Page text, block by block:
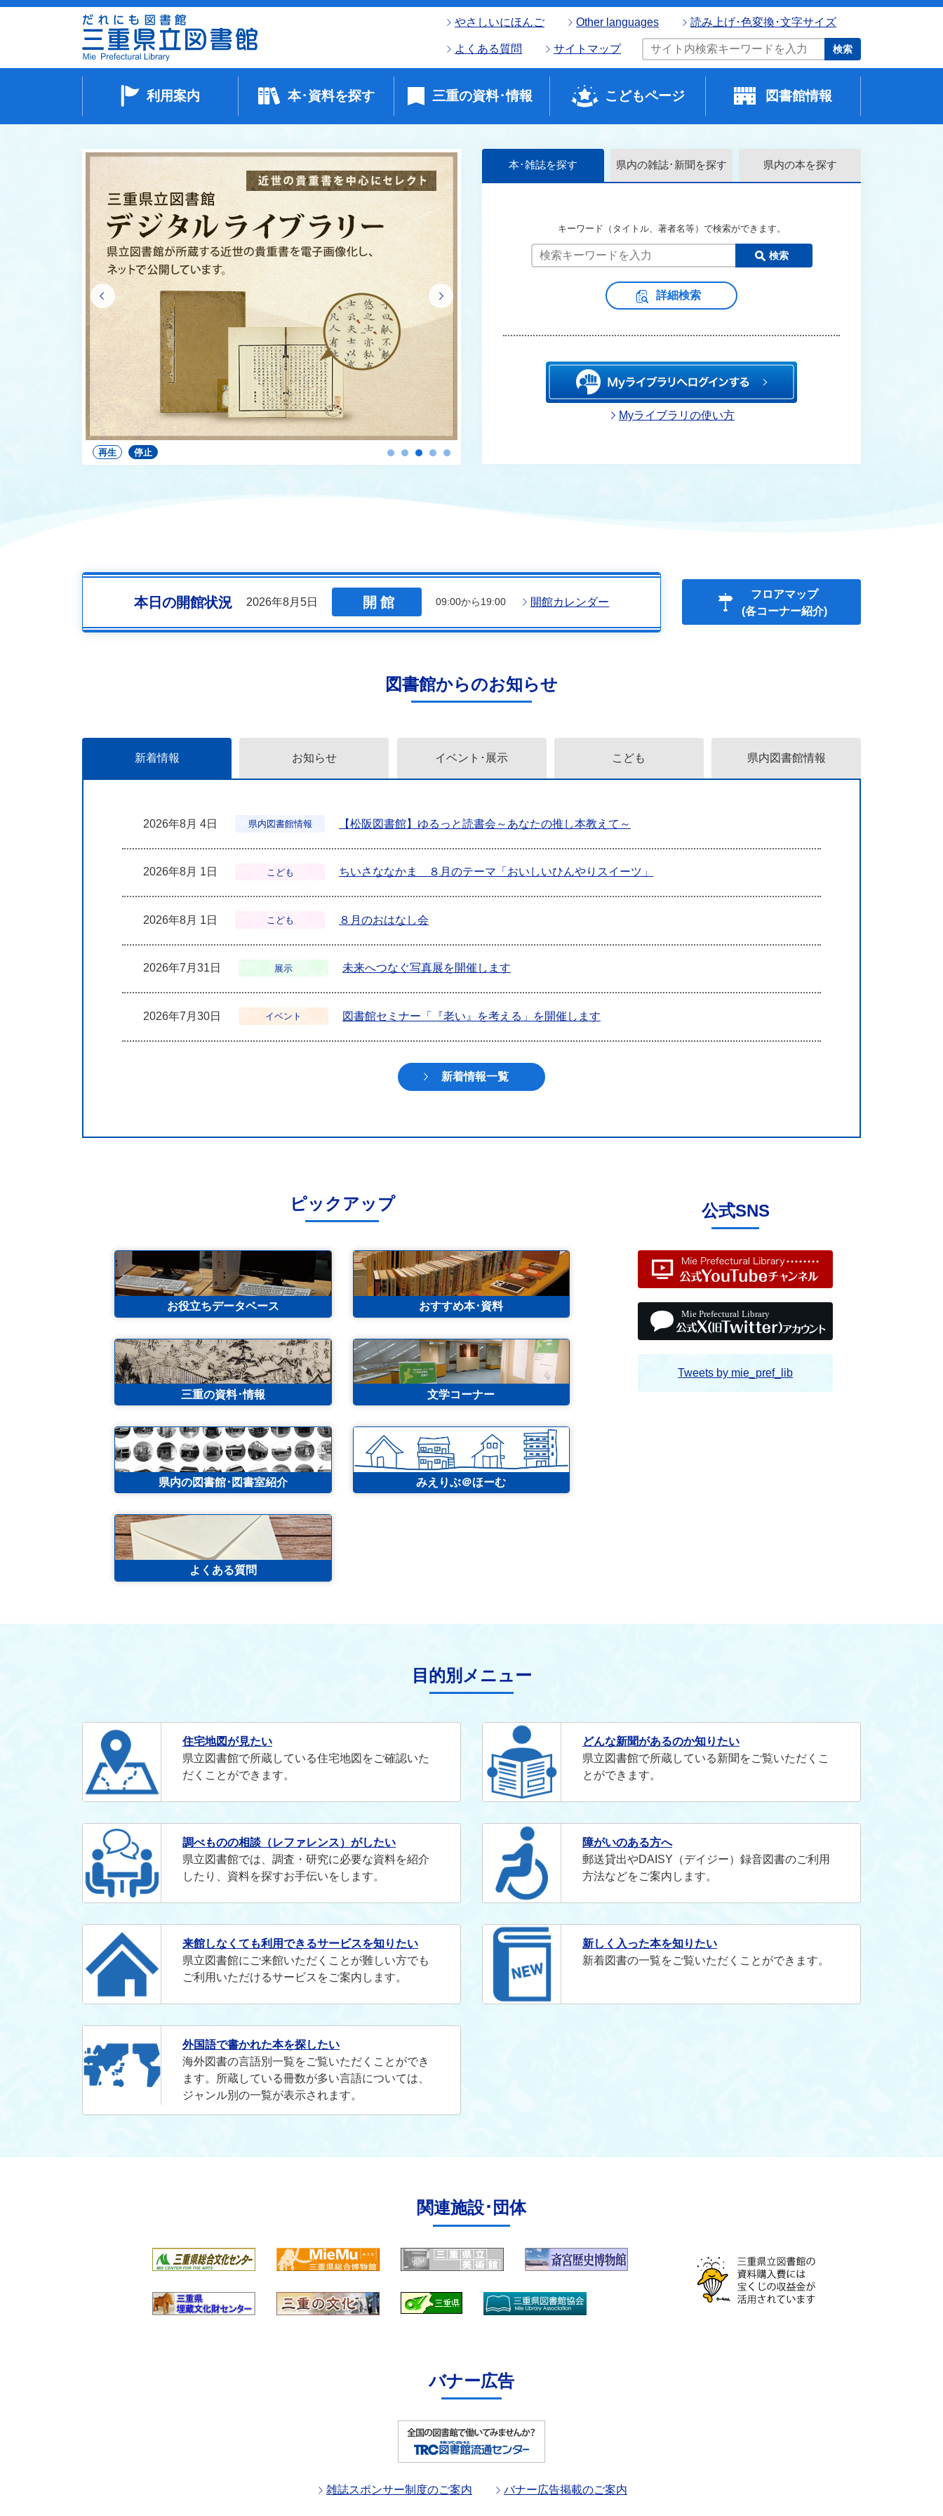
やさしいにほんご Other languages 読み上げ･色変換･文字サイズ
よくある質問 サイトマップ 検索
利用案内 本･資料を探す 三重の資料･情報 こどもページ 図書館情報
再生 停止
本･雑誌を探す 県内の雑誌･新聞を探す 県内の本を探す
キーワード（タイトル、著者名等）で検索ができます。
検索
詳細検索
Myライブラリの使い方
本日の開館状況 2026年8月5日 開館 09:00から19:00 開館カレンダー
フロアマップ
(各コーナー紹介)
図書館からのお知らせ
新着情報 お知らせ イベント･展示 こども 県内図書館情報
2026年8月 4日 県内図書館情報 【松阪図書館】ゆるっと読書会～あなたの推し本教えて～
2026年8月 1日 こども ちいさななかま ８月のテーマ「おいしいひんやりスイーツ」
2026年8月 1日 こども ８月のおはなし会
2026年7月31日 展示 未来へつなぐ写真展を開催します
2026年7月30日 イベント 図書館セミナー「『老い』を考える」を開催します
新着情報一覧
ピックアップ
お役立ちデータベース おすすめ本･資料
三重の資料･情報 文学コーナー
県内の図書館･図書室紹介 みえりぶ＠ほーむ
よくある質問
公式SNS
Tweets by mie_pref_lib
目的別メニュー
住宅地図が見たい
県立図書館で所蔵している住宅地図をご確認いた
だくことができます。
どんな新聞があるのか知りたい
県立図書館で所蔵している新聞をご覧いただくこ
とができます。
調べものの相談（レファレンス）がしたい
県立図書館では、調査・研究に必要な資料を紹介
したり、資料を探すお手伝いをします。
障がいのある方へ
郵送貸出やDAISY（デイジー）録音図書のご利用
方法などをご案内します。
来館しなくても利用できるサービスを知りたい
県立図書館にご来館いただくことが難しい方でも
ご利用いただけるサービスをご案内します。
新しく入った本を知りたい
新着図書の一覧をご覧いただくことができます。
外国語で書かれた本を探したい
海外図書の言語別一覧をご覧いただくことができ
ます。所蔵している冊数が多い言語については、
ジャンル別の一覧が表示されます。
関連施設･団体
バナー広告
雑誌スポンサー制度のご案内 バナー広告掲載のご案内